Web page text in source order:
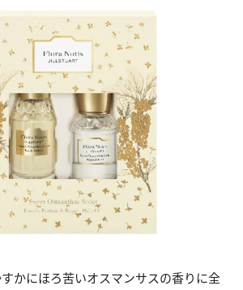
かにほろ苦いオスマンサスの香りに全